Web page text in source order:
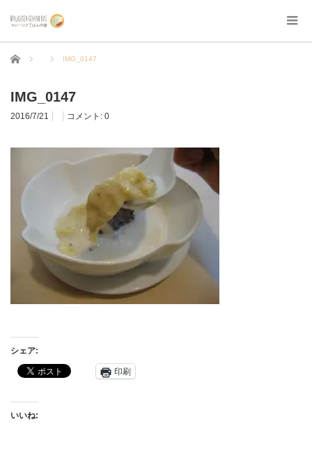
ホーム IMG_0147
IMG_0147
2016/7/21 コメント: 0
シェア:
印刷
いいね: